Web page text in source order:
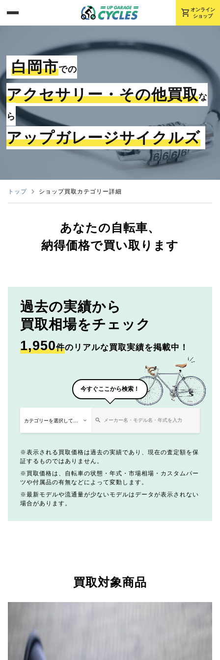
shopping_cart オンライン
ショップ
白岡市での
アクセサリー・その他買取な
ら
アップガレージサイクルズ
トップ ショップ買取カテゴリー詳細
あなたの自転車、
納得価格で買い取ります
過去の実績から
買取相場をチェック
1,950件のリアルな買取実績を掲載中！
今すぐここから検索！
表示される買取価格は過去の実績であり、現在の査定額を保
証するものではありません。
買取価格は、自転車の状態・年式・市場相場・カスタムパー
ツや付属品の有無などによって変動します。
最新モデルや流通量が少ないモデルはデータが表示されない
場合があります。
買取対象商品